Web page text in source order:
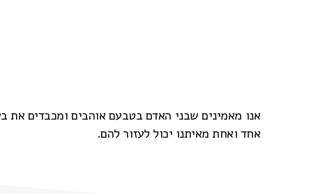
אנו מאמינים שבני האדם בטבעם אוהבים ומכבדים את
אחד ואחת מאיתנו יכול לעזור להם.